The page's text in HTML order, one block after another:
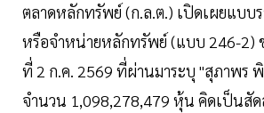
ตลาดหลักทรัพย์ (ก.ล.ต.) เปิดเผยแบบร
หรือจำหน่ายหลักทรัพย์ (แบบ 246-2)
ที่ 2 ก.ค. 2569 ที่ผ่านมาระบุ "สุภาพร
จำนวน 1,098,278,479 หุ้น คิดเป็นสั